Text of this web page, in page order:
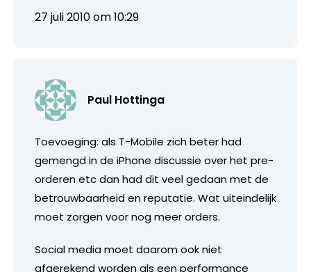
27 juli 2010 om 10:29
Paul Hottinga
Toevoeging: als T-Mobile zich beter had
gemengd in de iPhone discussie over het pre-
orderen etc dan had dit veel gedaan met de
betrouwbaarheid en reputatie. Wat uiteindelijk
moet zorgen voor nog meer orders.
Social media moet daarom ook niet
afgerekend worden als een performance